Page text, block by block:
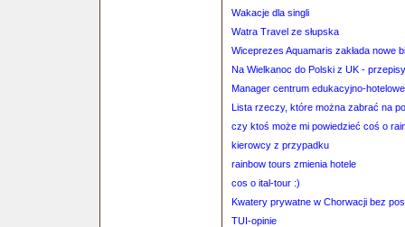
Wakacje dla singli
Watra Travel ze słupska
Wiceprezes Aquamaris zakłada nowe
Na Wielkanoc do Polski z UK -
Manager centrum edukacyjno-
Lista rzeczy, które można zabrać na
czy ktoś może mi powiedzieć coś o
kierowcy z przypadku
rainbow tours zmienia hotele
cos o ital-tour :)
Kwatery prywatne w Chorwacji bez
TUI-opinie